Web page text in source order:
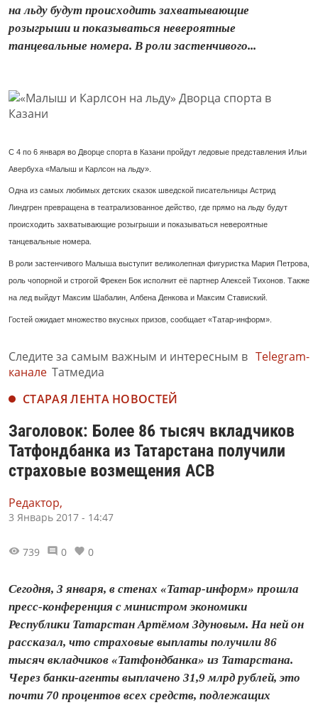
на льду будут происходить захватывающие
розыгрыши и показываться невероятные
танцевальные номера. В роли застенчивого...
С 4 по 6 января во Дворце спорта в Казани пройдут ледовые представления Ильи
Авербуха «Малыш и Карлсон на льду».
Одна из самых любимых детских сказок шведской писательницы Астрид
Линдгрен превращена в театрализованное действо, где прямо на льду будут
происходить захватывающие розыгрыши и показываться невероятные
танцевальные номера.
В роли застенчивого Малыша выступит великолепная фигуристка Мария Петрова,
роль чопорной и строгой Фрекен Бок исполнит её партнер Алексей Тихонов. Также
на лед выйдут Максим Шабалин, Албена Денкова и Максим Ставиский.
Гостей ожидает множество вкусных призов, сообщает «Татар-информ».
Следите за самым важным и интересным в Telegram-
канале Татмедиа
СТАРАЯ ЛЕНТА НОВОСТЕЙ
Заголовок: Более 86 тысяч вкладчиков
Татфондбанка из Татарстана получили
страховые возмещения АСВ
Редактор,
3 Январь 2017 - 14:47
739 0 0
Сегодня, 3 января, в стенах «Татар-информ» прошла
пресс-конференция с министром экономики
Республики Татарстан Артёмом Здуновым. На ней он
рассказал, что страховые выплаты получили 86
тысяч вкладчиков «Татфондбанка» из Татарстана.
Через банки-агенты выплачено 31,9 млрд рублей, это
почти 70 процентов всех средств, подлежащих